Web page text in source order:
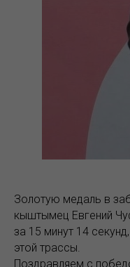
Золотую медаль в
кыштымец Евгений
за 15 минут 14
этой трассы.
Поздравляем с